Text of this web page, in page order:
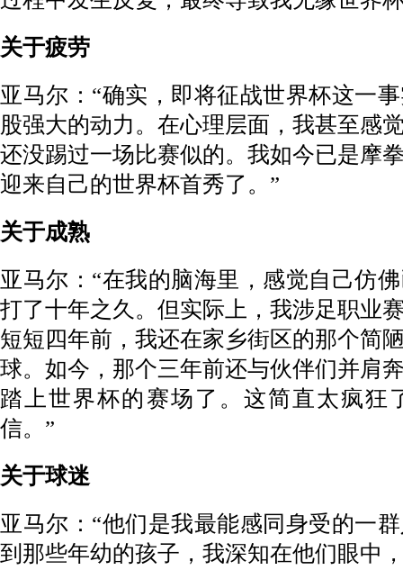
关于疲劳
亚马尔：“确实，即将征战世界杯这一
股强大的动力。在心理层面，我甚至感
还没踢过一场比赛似的。我如今已是摩
迎来自己的世界杯首秀了。”
关于成熟
亚马尔：“在我的脑海里，感觉自己仿
打了十年之久。但实际上，我涉足职业
短短四年前，我还在家乡街区的那个简
球。如今，那个三年前还与伙伴们并肩
踏上世界杯的赛场了。这简直太疯
信。”
关于球迷
亚马尔：“他们是我最能感同身受的一
到那些年幼的孩子，我深知在他们眼中